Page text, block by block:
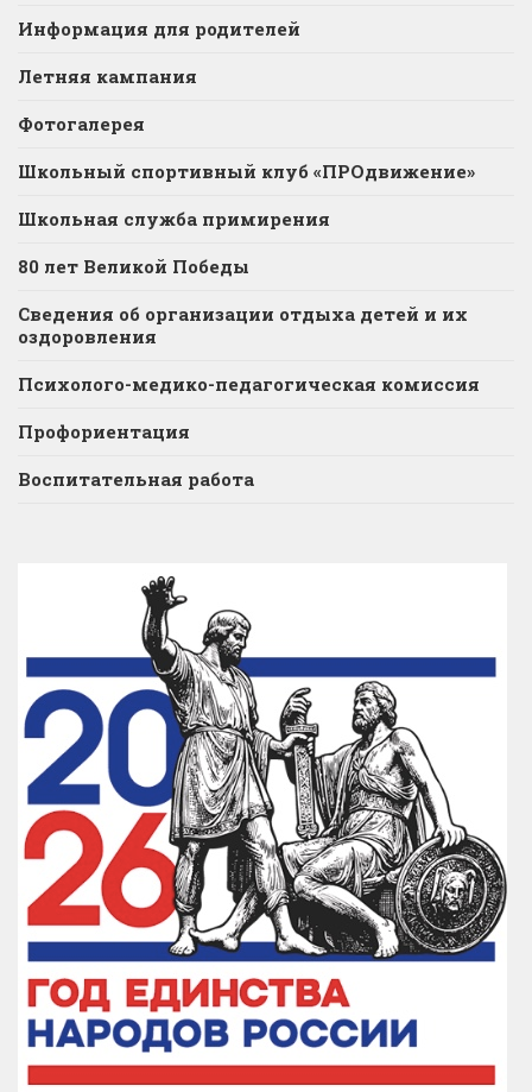
Информация для родителей
Летняя кампания
Фотогалерея
Школьный спортивный клуб «ПРОдвижение»
Школьная служба примирения
80 лет Великой Победы
Сведения об организации отдыха детей и их
оздоровления
Психолого-медико-педагогическая комиссия
Профориентация
Воспитательная работа